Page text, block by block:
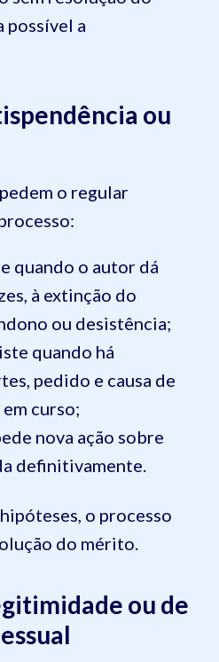
possível a
ou
o regular
quando o autor dá
à extinção do
ou desistência;
quando há
pedido e causa de
curso;
nova ação sobre
definitivamente.
o processo
do mérito.
ou de